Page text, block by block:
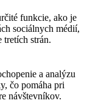
funkcie, ako je
sociálnych médií,
tretích strán.
a analýzu
čo pomáha pri
návštevníkov.